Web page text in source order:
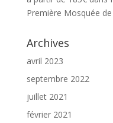
Première Mosquée
Archives
avril 2023
septembre 2022
juillet 2021
février 2021